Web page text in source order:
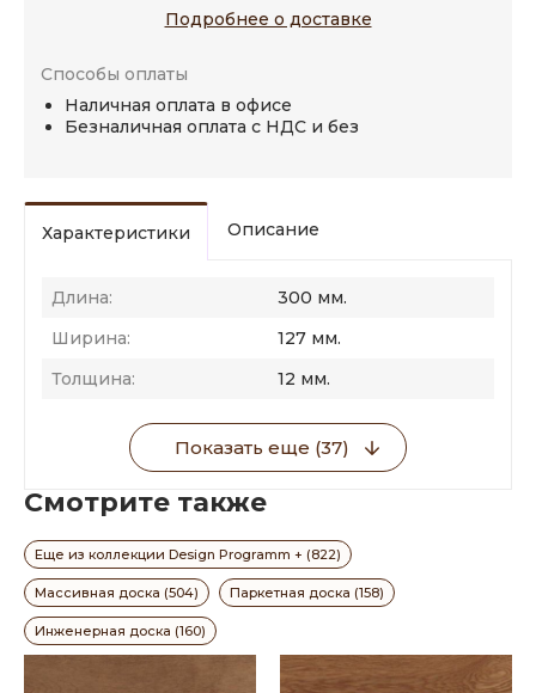
Подробнее о доставке
Способы оплаты
Наличная оплата в офисе
Безналичная оплата с НДС и без
Характеристики Описание
Длина:
300 мм.
Ширина:
127 мм.
Толщина:
12 мм.
Показать еще (37)
Смотрите также
Еще из коллекции Design Programm + (822)
Массивная доска (504) Паркетная доска (158)
Инженерная доска (160)